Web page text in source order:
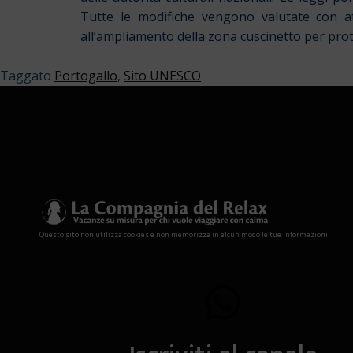
Tutte le modifiche vengono valutate con
all’ampliamento della zona cuscinetto per
Taggato Portogallo, Sito UNESCO
Questo sito non utilizza cookies e non memorizza in alcun modo le tue informazioni